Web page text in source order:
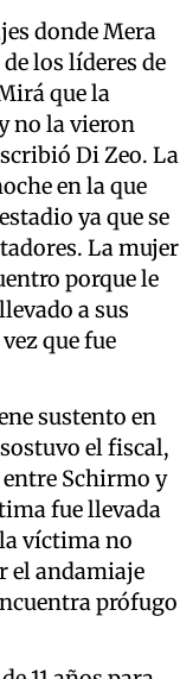
donde Mera
los líderes de
que la
no la vieron
Di Zeo. La
en la que
ya que se
La mujer
porque le
a sus
que fue
sustento en
el fiscal,
Schirmo y
fue llevada
víctima no
el andamiaje
prófugo